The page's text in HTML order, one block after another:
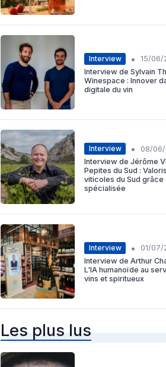
Interview •
15/06/
Interview de Sylvain
Winespace : Innover
digitale du vin
Interview •
08/
Interview de Jérôme
Pepites du Sud :
viticoles du Sud grâce
spécialisée
Interview •
01/07/
Interview de Arthur
L'IA humanoïde au
vins et spiritueux
Les plus lus